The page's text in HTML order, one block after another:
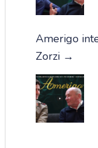
Amerigo
Zorzi →